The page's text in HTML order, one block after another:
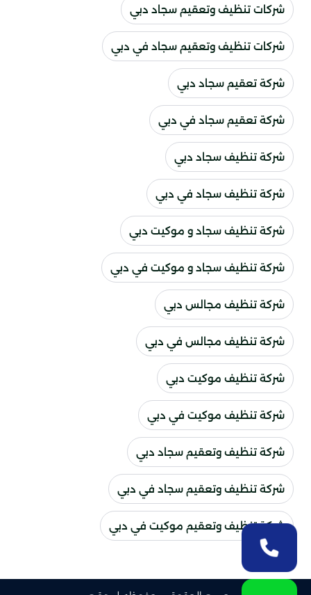
شركات تنظيف وتعقيم سجاد دبي
شركات تنظيف وتعقيم سجاد في دبي
شركة تعقيم سجاد دبي
شركة تعقيم سجاد في دبي
شركة تنظيف سجاد دبي
شركة تنظيف سجاد في دبي
شركة تنظيف سجاد و موكيت دبي
شركة تنظيف سجاد و موكيت في دبي
شركة تنظيف مجالس دبي
شركة تنظيف مجالس في دبي
شركة تنظيف موكيت دبي
شركة تنظيف موكيت في دبي
شركة تنظيف وتعقيم سجاد دبي
شركة تنظيف وتعقيم سجاد في دبي
شركة تنظيف وتعقيم موكيت في دبي